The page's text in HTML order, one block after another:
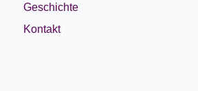
Geschichte
Kontakt